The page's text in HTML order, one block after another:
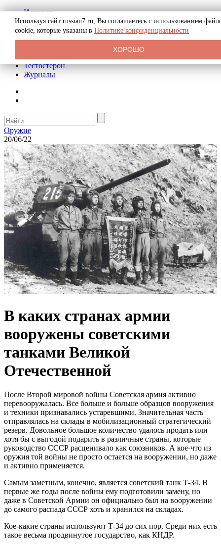
История
Биография
Криминал
Реклама на сайте
Тестостерон
Журналы
Оружие
20/06/22
В каких странах армии
вооружены советскими
танками Великой
Отечественной
После Второй мировой войны Советская армия активно
перевооружалась. Все больше и больше образцов вооружения
и техники признавались устаревшими. Значительная часть
отправлялась на склады в мобилизационный стратегический
резерв. Довольное большое количество удалось продать или
хотя бы с выгодой подарить в различные страны, которые
руководство СССР расценивало как союзников. А кое-что из
оружия той войны не просто остается на вооружении, но даже
и активно применяется.
Самым заметным, конечно, является советский танк Т-34. В
первые же годы после войны ему подготовили замену, но
даже в Советской Армии он официально был на вооружении
до самого распада СССР хоть и хранился на складах.
Кое-какие страны используют Т-34 до сих пор. Среди них есть
такое весьма продвинутое государство, как КНДР.
Используя сайт russian7.ru, Вы соглашаетесь с использованием
cookie, которые указаны в Политике конфиденциальности
ХОРОШО